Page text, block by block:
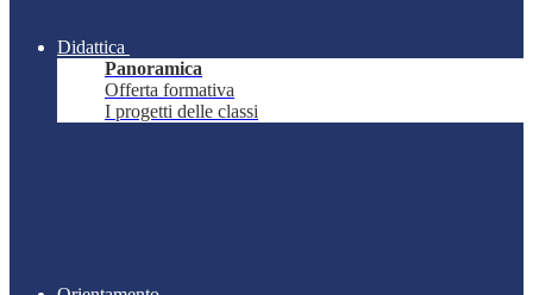
Didattica
Panoramica
Offerta formativa
I progetti delle classi